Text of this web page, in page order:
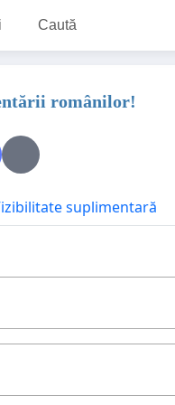
Caută
românilor!
suplimentară